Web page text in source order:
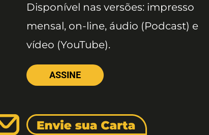
Disponível nas versões: impresso
mensal, on-line, áudio (Podcast) e
vídeo (YouTube).
ASSINE